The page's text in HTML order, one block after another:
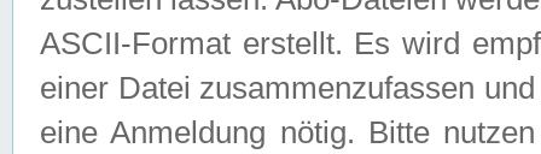
ASCII-Format erstellt. Es wird
einer Datei zusammenzufassen
eine Anmeldung nötig. Bitte